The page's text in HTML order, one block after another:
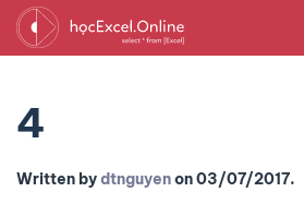
4
Written bydtnguyenon03/07/2017.